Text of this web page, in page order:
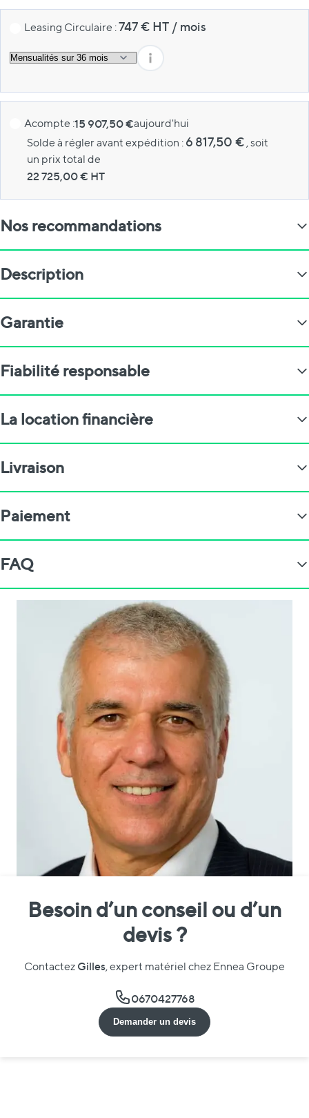
Leasing Circulaire :747€ HT / mois
Acompte :15 907,50 €aujourd'hui
Solde à régler avant expédition : 6 817,50 € , soit
un prix total de
22 725,00€ HT
Nos recommandations
Description
Garantie
Fiabilité responsable
La location financière
Livraison
Paiement
FAQ
Besoin d’un conseil ou d’un
devis ?
Contactez Gilles, expert matériel chez Ennea Groupe
0670427768
Demander un devis